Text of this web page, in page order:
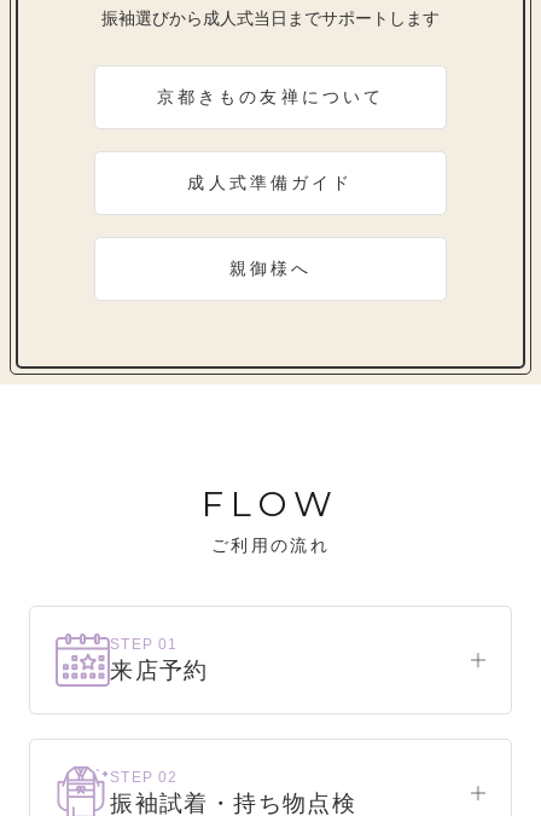
振袖選びから成人式当日までサポートします
京都きもの友禅について
成人式準備ガイド
親御様へ
FLOW
ご利用の流れ
STEP 01
来店予約
まずはお気軽にご来店ください。
STEP 02
振袖試着・持ち物点検